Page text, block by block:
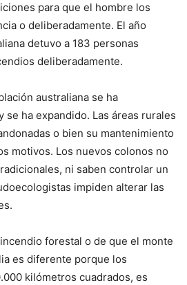
para que el hombre los
o deliberadamente. El año
detuvo a 183 personas
deliberadamente.
australiana se ha
se ha expandido. Las áreas rurales
o bien su mantenimiento
motivos. Los nuevos colonos no
ni saben controlar un
impiden alterar las
forestal o de que el monte
es diferente porque los
kilómetros cuadrados, es